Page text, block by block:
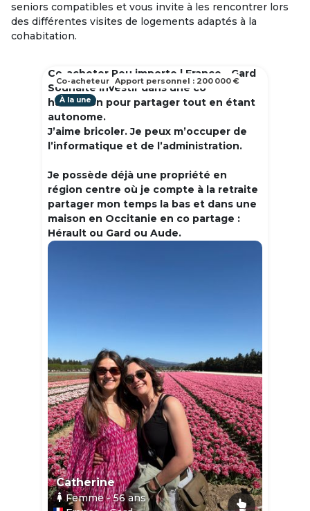
seniors compatibles et vous invite à les rencontrer lors
des différentes visites de logements adaptés à la
cohabitation.
Co-acheter Peu importe | France - Gard
Souhaite investir dans une co
habitation pour partager tout en étant
autonome.
J’aime bricoler. Je peux m’occuper de
l’informatique et de l’administration.
Je possède déjà une propriété en
région centre où je compte à la retraite
partager mon temps la bas et dans une
maison en Occitanie en co partage :
Hérault ou Gard ou Aude.
À la une
Catherine
Femme- 56ans
Co-acheteur Apport personnel : 200 000 €